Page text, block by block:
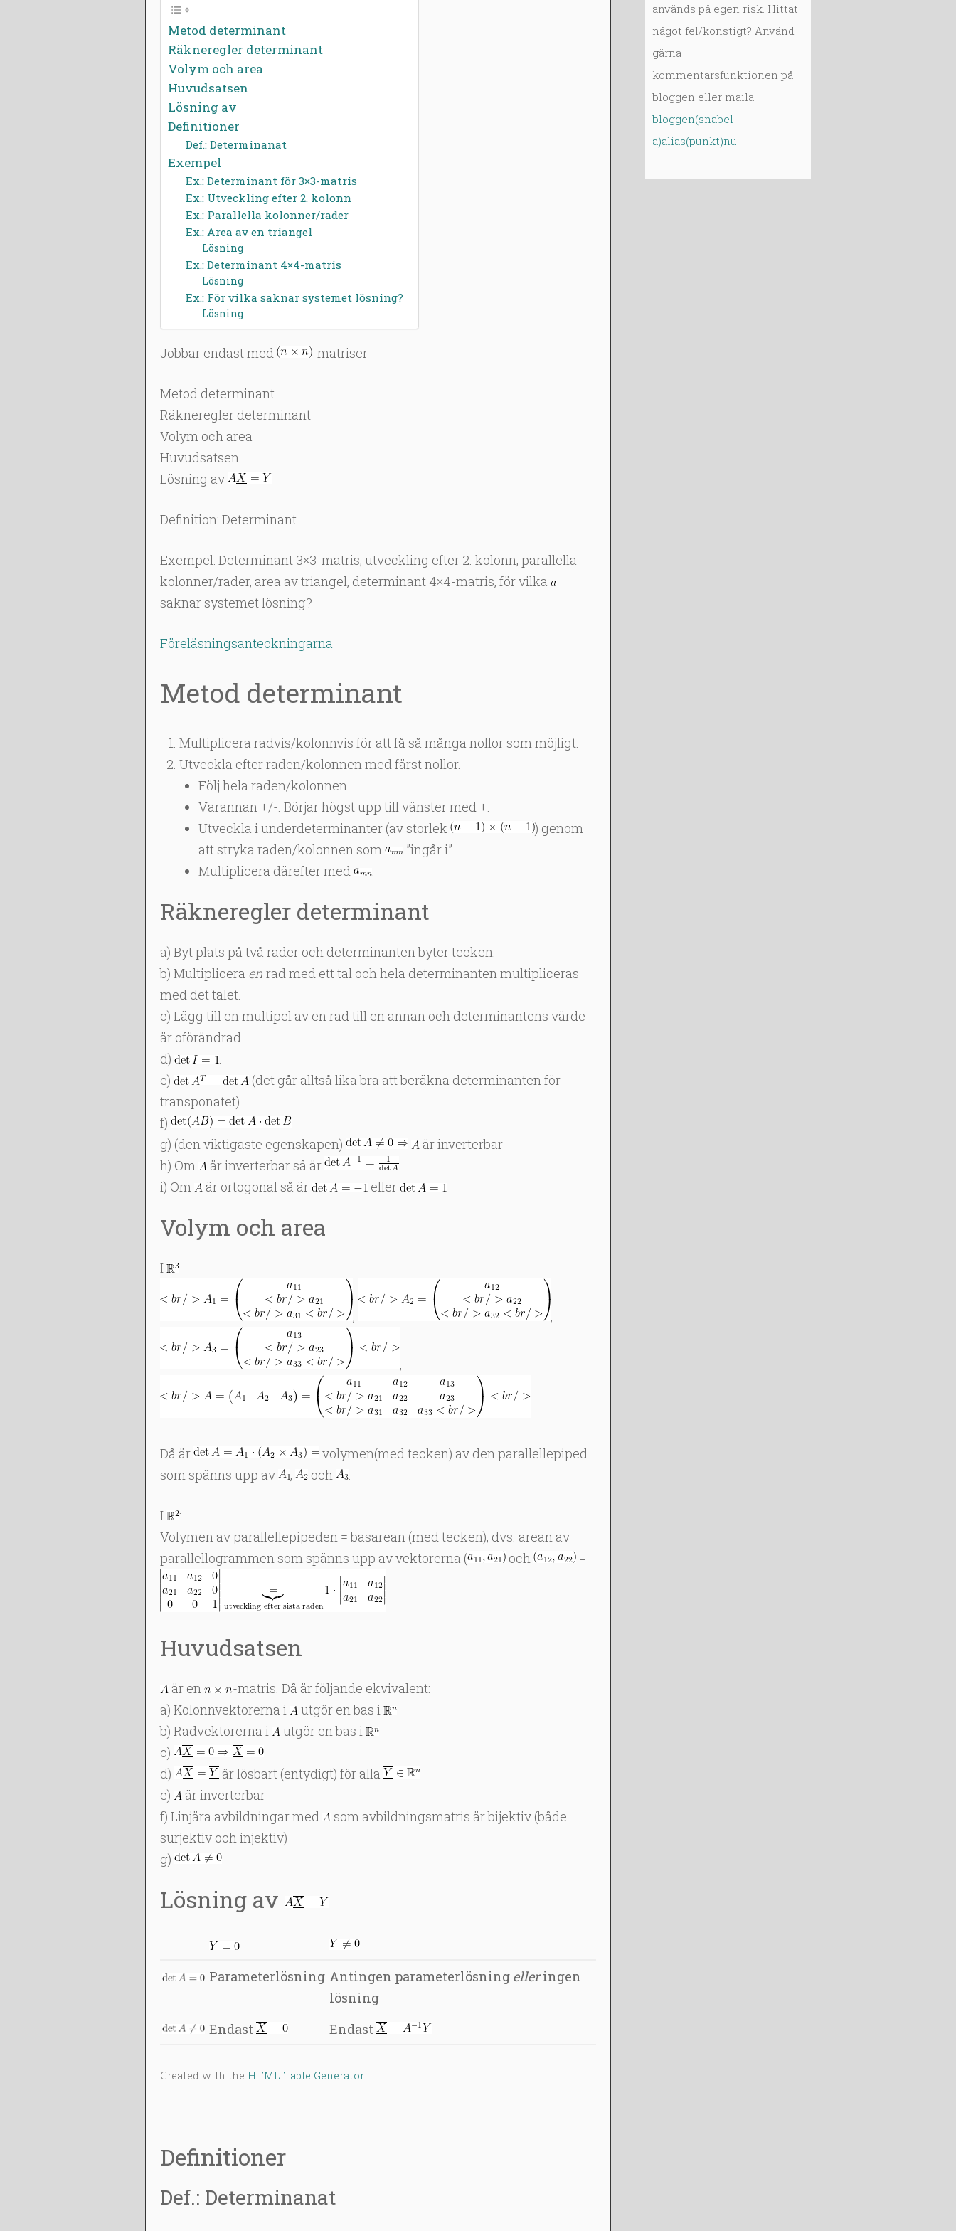
M
Metod determinant
Räkneregler determinant
Volym och area
Huvudsatsen
Lösning av
Definitioner
Def.: Determinanat
Exempel
Ex.: Determinant för 3×3-matris
Ex.: Utveckling efter 2. kolonn
Ex.: Parallella kolonner/rader
Ex.: Area av en triangel
Lösning
Ex.: Determinant 4×4-matris
Lösning
Ex.: För vilka saknar systemet lösning?
Lösning
Jobbar endast med -matriser
Metod determinant
Räkneregler determinant
Volym och area
Huvudsatsen
Lösning av
Definition: Determinant
Exempel: Determinant 3×3-matris, utveckling efter 2. kolonn, parallella
kolonner/rader, area av triangel, determinant 4×4-matris, för vilka
saknar systemet lösning?
Föreläsningsanteckningarna
Metod determinant
Multiplicera radvis/kolonnvis för att få så många nollor som möjligt.
Utveckla efter raden/kolonnen med färst nollor.
Följ hela raden/kolonnen.
Varannan +/-. Börjar högst upp till vänster med +.
Utveckla i underdeterminanter (av storlek
) genom
att stryka raden/kolonnen som
”ingår i”.
Multiplicera därefter med
.
Räkneregler determinant
a) Byt plats på två rader och determinanten byter tecken.
b) Multiplicera en rad med ett tal och hela determinanten multipliceras
med det talet.
c) Lägg till en multipel av en rad till en annan och determinantens värde
är oförändrad.
d)
.
e)
(det går alltså lika bra att beräkna determinanten för
transponatet).
f)
g) (den viktigaste egenskapen)
är inverterbar
h) Om
är inverterbar så är
i) Om
är ortogonal så är eller
Volym och area
I
, ,
,
Då är
volymen(med tecken) av den parallellepiped
som spänns upp av
, och .
I
:
Volymen av parallellepipeden = basarean (med tecken), dvs. arean av
parallellogrammen som spänns upp av vektorerna (
och =
Huvudsatsen
är en
-matris. Då är följande ekvivalent:
a) Kolonnvektorerna i
utgör en bas i
b) Radvektorerna i
utgör en bas i
c)
d)
är lösbart (entydigt) för alla
e)
är inverterbar
f) Linjära avbildningar med
som avbildningsmatris är bijektiv (både
surjektiv och injektiv)
g)
Lösning av
Parameterlösning Antingen parameterlösning elleringen
lösning
Endast
Endast
Created with the HTML Table Generator
Definitioner
Def.: Determinanat
används på egen risk. Hittat
något fel/konstigt? Använd
gärna
kommentarsfunktionen på
bloggen eller maila:
bloggen(snabel-
a)alias(punkt)nu